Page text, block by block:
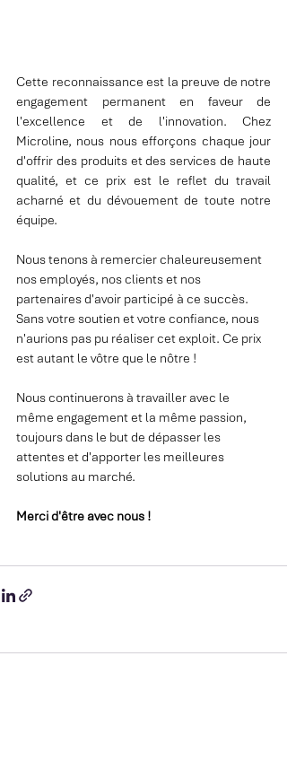
Cette reconnaissance est la preuve de notre
engagement permanent en faveur de
l'excellence et de l'innovation. Chez
Microline, nous nous efforçons chaque jour
d'offrir des produits et des services de haute
qualité, et ce prix est le reflet du travail
acharné et du dévouement de toute notre
équipe.
Nous tenons à remercier chaleureusement
nos employés, nos clients et nos
partenaires d'avoir participé à ce succès.
Sans votre soutien et votre confiance, nous
n'aurions pas pu réaliser cet exploit. Ce prix
est autant le vôtre que le nôtre !
Nous continuerons à travailler avec le
même engagement et la même passion,
toujours dans le but de dépasser les
attentes et d'apporter les meilleures
solutions au marché.
Merci d'être avec nous !